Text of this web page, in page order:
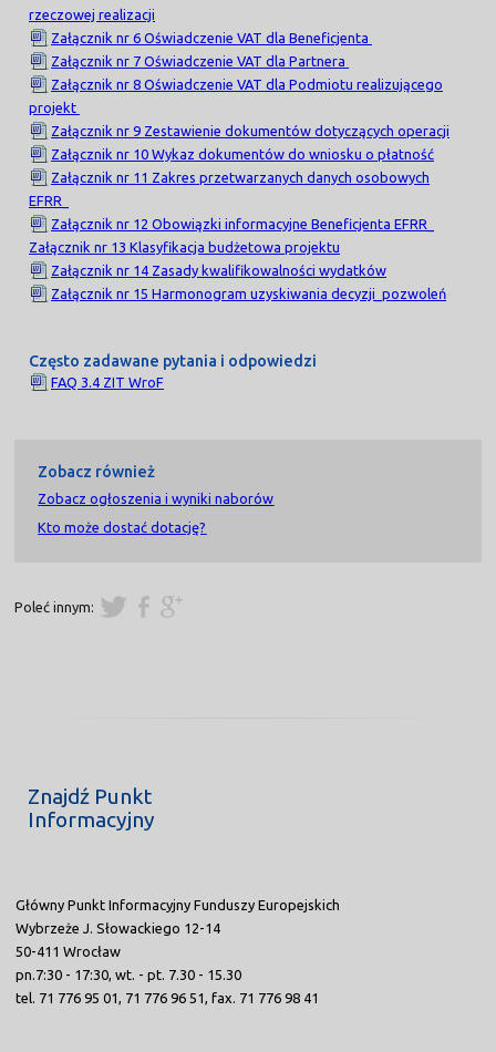
rzeczowej realizacji
Załącznik nr 6 Oświadczenie VAT dla Beneficjenta
Załącznik nr 7 Oświadczenie VAT dla Partnera
Załącznik nr 8 Oświadczenie VAT dla Podmiotu realizującego
projekt
Załącznik nr 9 Zestawienie dokumentów dotyczących operacji
Załącznik nr 10 Wykaz dokumentów do wniosku o płatność
Załącznik nr 11 Zakres przetwarzanych danych osobowych
EFRR_
Załącznik nr 12 Obowiązki informacyjne Beneficjenta EFRR_
Załącznik nr 13 Klasyfikacja budżetowa projektu
Załącznik nr 14 Zasady kwalifikowalności wydatków
Załącznik nr 15 Harmonogram uzyskiwania decyzji_pozwoleń
Często zadawane pytania i odpowiedzi
FAQ 3.4 ZIT WroF
Zobacz również
Zobacz ogłoszenia i wyniki naborów
Kto może dostać dotację?
Poleć innym:
Znajdź Punkt
Informacyjny
Główny Punkt Informacyjny Funduszy Europejskich
Wybrzeże J. Słowackiego 12-14
50-411 Wrocław
pn.7:30 - 17:30, wt. - pt. 7.30 - 15.30
tel. 71 776 95 01, 71 776 96 51, fax. 71 776 98 41